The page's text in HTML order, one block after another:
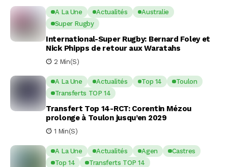
A La Une Actualités
Australie
Super Rugby
International-Super Rugby: Bernard Foley et
Nick Phipps de retour aux Waratahs
2 Min(s)
A La Une Actualités Top 14
Toulon
Transferts TOP 14
Transfert Top 14-RCT: Corentin Mézou
prolonge à Toulon jusqu’en 2029
1 Min(s)
A La Une Actualités Agen
Castres
Top 14
Transferts TOP 14